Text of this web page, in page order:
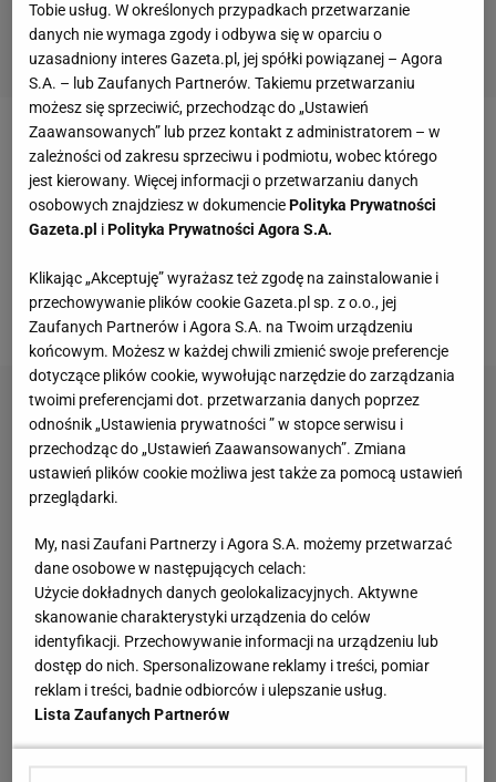
Kolorowe pędy w kompozycjach
Interesujące zestawienia pokrojów i barw
Kompozycja do dużego ogrodu
Tobie usług. W określonych przypadkach przetwarzanie
danych nie wymaga zgody i odbywa się w oparciu o
uzasadniony interes Gazeta.pl, jej spółki powiązanej – Agora
S.A. – lub Zaufanych Partnerów. Takiemu przetwarzaniu
możesz się sprzeciwić, przechodząc do „Ustawień
Zaawansowanych” lub przez kontakt z administratorem – w
zależności od zakresu sprzeciwu i podmiotu, wobec którego
jest kierowany. Więcej informacji o przetwarzaniu danych
osobowych znajdziesz w dokumenciePolityka Prywatności
Gazeta.pl iPolityka Prywatności Agora S.A.
Klikając „Akceptuję” wyrażasz też zgodę na zainstalowanie i
przechowywanie plików cookie Gazeta.pl sp. z o.o., jej
Zaufanych Partnerów i Agora S.A. na Twoim urządzeniu
końcowym. Możesz w każdej chwili zmienić swoje preferencje
dotyczące plików cookie, wywołując narzędzie do zarządzania
twoimi preferencjami dot. przetwarzania danych poprzez
odnośnik „Ustawienia prywatności ” w stopce serwisu i
przechodząc do „Ustawień Zaawansowanych”. Zmiana
ustawień plików cookie możliwa jest także za pomocą ustawień
przeglądarki.
My, nasi Zaufani Partnerzy i Agora S.A. możemy przetwarzać
dane osobowe w następujących celach:
Użycie dokładnych danych geolokalizacyjnych. Aktywne
skanowanie charakterystyki urządzenia do celów
identyfikacji. Przechowywanie informacji na urządzeniu lub
dostęp do nich. Spersonalizowane reklamy i treści, pomiar
reklam i treści, badnie odbiorców i ulepszanie usług.
Lista Zaufanych Partnerów